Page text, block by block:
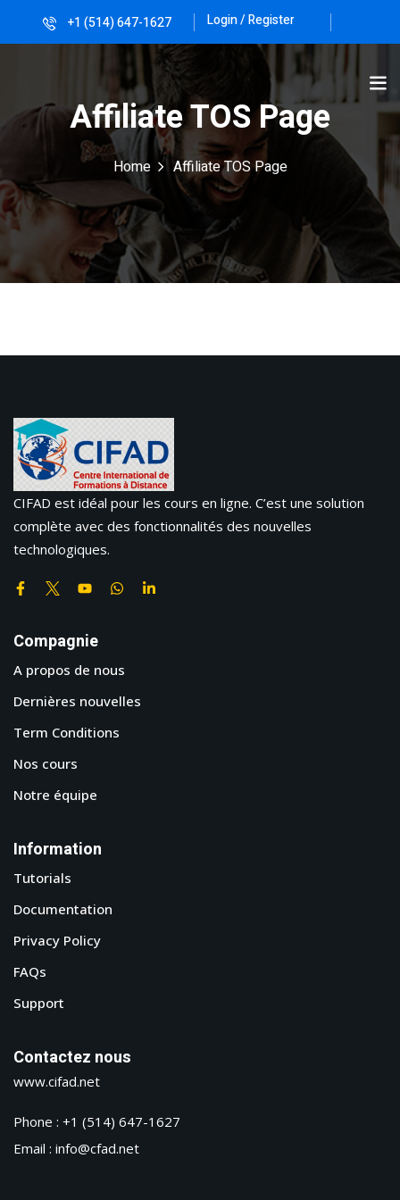
+1 (514) 647-1627 Login / Register
Affiliate TOS Page
Home Affiliate TOS Page
CIFAD est idéal pour les cours en ligne. C’est une solution
complète avec des fonctionnalités des nouvelles
technologiques.
Compagnie
A propos de nous
Dernières nouvelles
Term Conditions
Nos cours
Notre équipe
Information
Tutorials
Documentation
Privacy Policy
FAQs
Support
Contactez nous
www.cifad.net
Phone : +1 (514) 647-1627
Email : info@cfad.net
Sign in Sign up
Sign in
Don’t have an account?Sign up